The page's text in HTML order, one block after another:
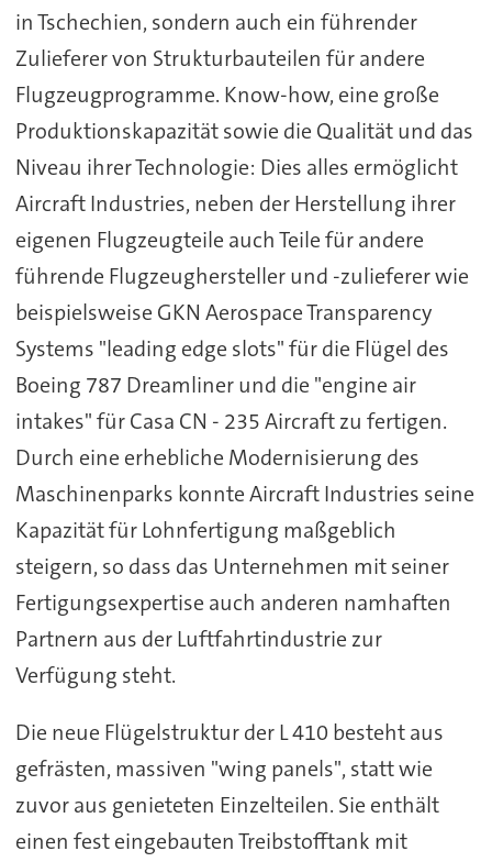
in Tschechien, sondern auch ein führender
Zulieferer von Strukturbauteilen für andere
Flugzeugprogramme. Know-how, eine große
Produktionskapazität sowie die Qualität und das
Niveau ihrer Technologie: Dies alles ermöglicht
Aircraft Industries, neben der Herstellung ihrer
eigenen Flugzeugteile auch Teile für andere
führende Flugzeughersteller und -zulieferer wie
beispielsweise GKN Aerospace Transparency
Systems "leading edge slots" für die Flügel des
Boeing 787 Dreamliner und die "engine air
intakes" für Casa CN - 235 Aircraft zu fertigen.
Durch eine erhebliche Modernisierung des
Maschinenparks konnte Aircraft Industries seine
Kapazität für Lohnfertigung maßgeblich
steigern, so dass das Unternehmen mit seiner
Fertigungsexpertise auch anderen namhaften
Partnern aus der Luftfahrtindustrie zur
Verfügung steht.
Die neue Flügelstruktur der L 410 besteht aus
gefrästen, massiven "wing panels", statt wie
zuvor aus genieteten Einzelteilen. Sie enthält
einen fest eingebauten Treibstofftank mit